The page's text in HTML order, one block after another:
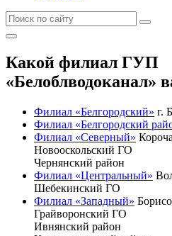
Какой филиал ГУП
«Белоблводоканал»
Филиал «Белгородский» г.
Филиал «Белгородский
Филиал «Северный»
Новооскольский ГО
Чернянский район
Филиал «Центральный»
Шебекинский ГО
Филиал «Западный»
Грайворонский ГО
Ивнянский район